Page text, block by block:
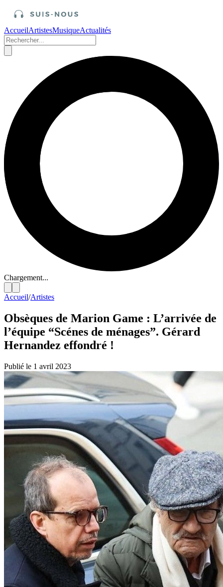
AccueilArtistesMusiqueActualités
Chargement...
Accueil/Artistes
Obsèques de Marion Game : L’arrivée de
l’équipe “Scénes de ménages”. Gérard
Hernandez effondré !
Publié le 1 avril 2023